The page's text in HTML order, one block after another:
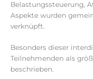
Belastungssteuerung,
Aspekte wurden
verknüpft.
Besonders dieser
Teilnehmenden als
beschrieben.